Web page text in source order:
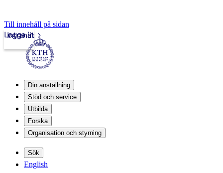
Till innehåll på sidan
Intranät
Logga in
Din anställning
Stöd och service
Utbilda
Forska
Organisation och styrning
Sök
English